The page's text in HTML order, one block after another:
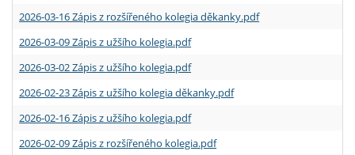
2026-03-16 Zápis z rozšířeného kolegia děkanky.pdf
2026-03-09 Zápis z užšího kolegia.pdf
2026-03-02 Zápis z užšího kolegia.pdf
2026-02-23 Zápis z užšího kolegia děkanky.pdf
2026-02-16 Zápis z užšího kolegia.pdf
2026-02-09 Zápis z rozšířeného kolegia.pdf